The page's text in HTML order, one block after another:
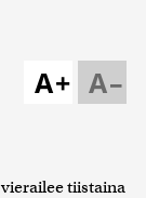
A–
A+
vierailee tiistaina